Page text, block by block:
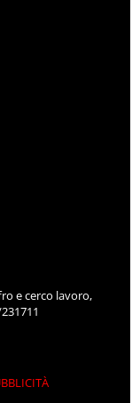
e cerco lavoro,